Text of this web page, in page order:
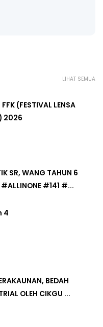
TAHUN 6 OLEH
#...
LIHAT SEMUA
(FESTIVAL LENSA
2026
SR, WANG TAHUN 6
#ALLINONE #141 #...
4
BEDAH
OLEH CIKGU ...